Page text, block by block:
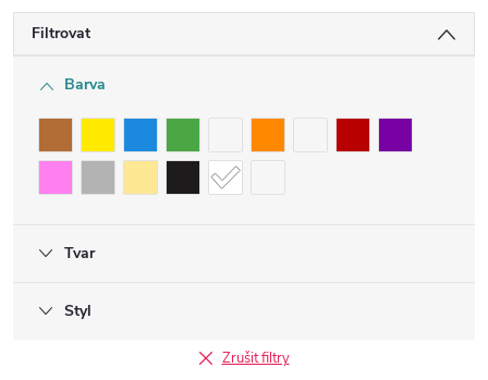
Filtrovat
Barva
Tvar
Styl
Zrušit filtry